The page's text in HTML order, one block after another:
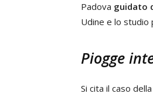
Padova guidato
Udine e lo studio
Piogge
Si cita il caso